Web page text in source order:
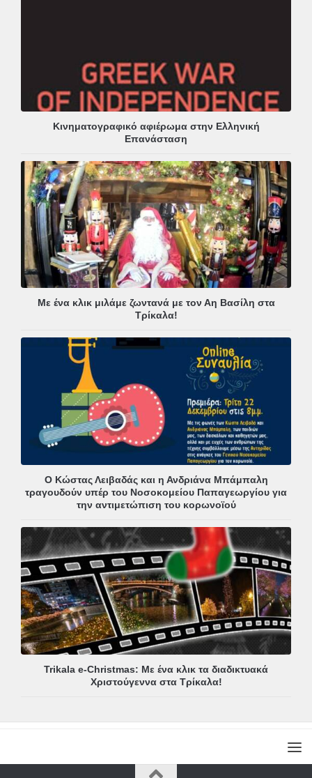
Κινηματογραφικό αφιέρωμα στην Ελληνική
Επανάσταση
Με ένα κλικ μιλάμε ζωντανά με τον Αη Βασίλη στα
Τρίκαλα!
Ο Κώστας Λειβαδάς και η Ανδριάνα Μπάμπαλη
τραγουδούν υπέρ του Νοσοκομείου Παπαγεωργίου για
την αντιμετώπιση του κορωνοϊού
Trikala e-Christmas: Με ένα κλικ τα διαδικτυακά
Χριστούγεννα στα Τρίκαλα!